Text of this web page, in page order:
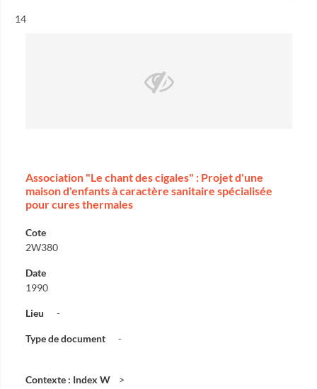
Résultat n°
14
Association "Le chant des cigales" : Projet d'une
maison d'enfants à caractère sanitaire spécialisée
pour cures thermales
Cote
2W380
Date
1990
Lieu -
Type de document -
Contexte : Index W